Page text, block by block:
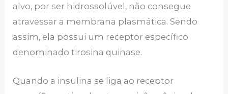
alvo, por ser hidrossolúvel, não consegue
atravessar a membrana plasmática. Sendo
assim, ela possui um receptor específico
denominado tirosina quinase.
Quando a insulina se liga ao receptor